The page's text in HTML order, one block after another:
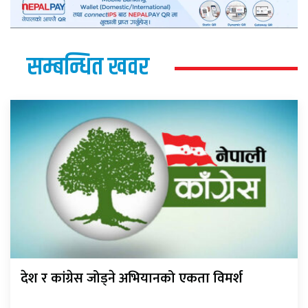
सम्बन्धित खवर
देश र कांग्रेस जोड्ने अभियानको एकता विमर्श